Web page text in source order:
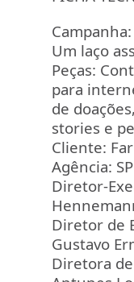
Um laço
Peças:
para
de
stories e
Cliente:
Agência:
Diretor-
Diretor de
Gustavo
Diretora